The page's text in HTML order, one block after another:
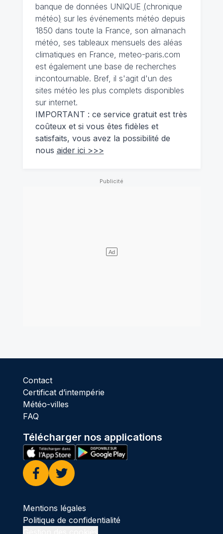
banque de données UNIQUE (chronique
météo) sur les événements météo depuis
1850 dans toute la France, son almanach
météo, ses tableaux mensuels des aléas
climatiques en France, meteo-paris.com
est également une base de recherches
incontournable. Bref, il s'agit d'un des
sites météo les plus complets disponibles
sur internet.
IMPORTANT : ce service gratuit est très
coûteux et si vous êtes fidèles et
satisfaits, vous avez la possibilité de
nous aider ici >>>
Contact
Certificat d’intempérie
Météo-villes
FAQ
Télécharger nos applications
Facebook
Twitter
Mentions légales
Politique de confidentialité